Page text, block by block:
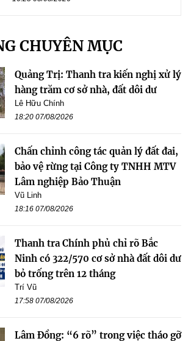
CHUYÊN MỤC
Quảng Trị: Thanh tra kiến nghị xử lý
hàng trăm cơ sở nhà, đất dôi dư
Lê Hữu Chính
18:20 07/08/2026
Chấn chỉnh công tác quản lý đất đai,
bảo vệ rừng tại Công ty TNHH MTV
Lâm nghiệp Bảo Thuận
Vũ Linh
18:16 07/08/2026
Thanh tra Chính phủ chỉ rõ Bắc
Ninh có 322/570 cơ sở nhà đất dôi dư
bỏ trống trên 12 tháng
Trí Vũ
17:58 07/08/2026
Lâm Đồng: “6 rõ” trong việc tháo gỡ